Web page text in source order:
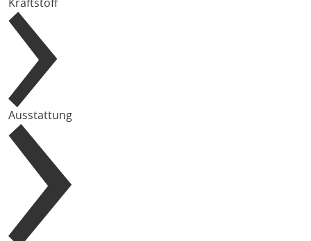
Kraftstoff
Ausstattung